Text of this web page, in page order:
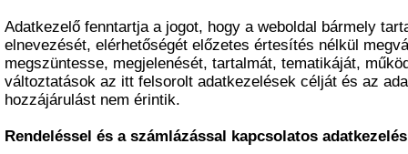
Adatkezelő fenntartja a jogot, hogy a weboldal bármely
elnevezését, elérhetőségét előzetes értesítés nélkül
megszüntesse, megjelenését, tartalmát, tematikáját,
változtatások az itt felsorolt adatkezelések célját és az
hozzájárulást nem érintik.
Rendeléssel és a számlázással kapcsolatos adatkezelés